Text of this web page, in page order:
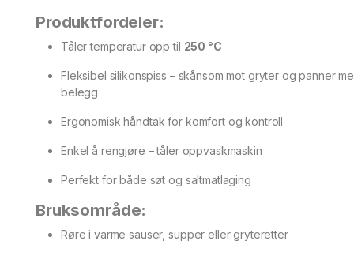
Produktfordeler:
Tåler temperatur opp til 250 °C
Fleksibel silikonspiss – skånsom mot gryter og panner
belegg
Ergonomisk håndtak for komfort og kontroll
Enkel å rengjøre – tåler oppvaskmaskin
Perfekt for både søt og saltmatlaging
Bruksområde:
Røre i varme sauser, supper eller gryteretter